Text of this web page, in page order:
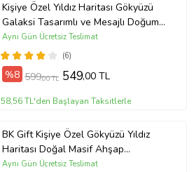
Kişiye Özel Yıldız Haritası Gökyüzü
Galaksi Tasarımlı ve Mesajlı Doğum
Haritası Siyah 21x30 Çerçeve oh942
(6)
Aynı Gün Ücretsiz Teslimat
%8 599,00 TL 549,00 TL
58,56 TL'den Başlayan Taksitlerle
BK Gift Kişiye Özel Gökyüzü Yıldız
Haritası Doğal Masif Ahşap
Çerçeveli Tablo 30x40cm
Aynı Gün Ücretsiz Teslimat